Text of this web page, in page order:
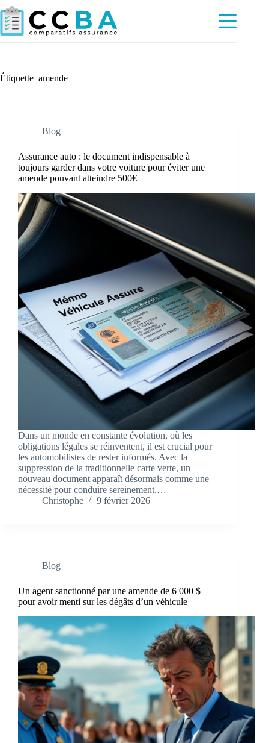
Passer
au
contenu
Étiquette amende
Blog
Assurance auto : le document indispensable à
toujours garder dans votre voiture pour éviter une
amende pouvant atteindre 500€
Dans un monde en constante évolution, où les
obligations légales se réinventent, il est crucial pour
les automobilistes de rester informés. Avec la
suppression de la traditionnelle carte verte, un
nouveau document apparaît désormais comme une
nécessité pour conduire sereinement.…
Christophe
9 février 2026
Blog
Un agent sanctionné par une amende de 6 000 $
pour avoir menti sur les dégâts d’un véhicule